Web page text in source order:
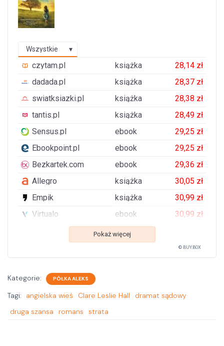
Wszystkie
czytam.pl książka
28,14 zł
dadada.pl
książka
28,37 zł
swiatksiazki.pl
książka
28,38 zł
tantis.pl
książka
28,49 zł
Sensus.pl
ebook
29,25 zł
Ebookpoint.pl
ebook
29,25 zł
Bezkartek.com
ebook
29,36 zł
Allegro
książka
30,05 zł
Empik
książka
30,99 zł
Virtualo
ebook 30,99 zł
Pokaż więcej
© BUY.BOX
Kategorie: PÓŁKA ALEKS
Tagi: angielska wieś Clare Leslie Hall
dramat sądowy
druga szansa
romans strata